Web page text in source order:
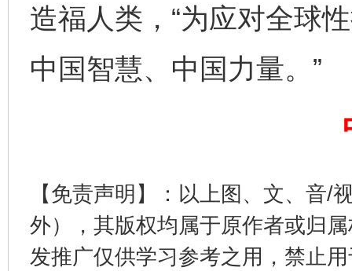
造福人类，“为应对全球
中国智慧、中国力量。”
【免责声明】：以上图、文、音/
外），其版权均属于原作者或归
发推广仅供学习参考之用，禁止